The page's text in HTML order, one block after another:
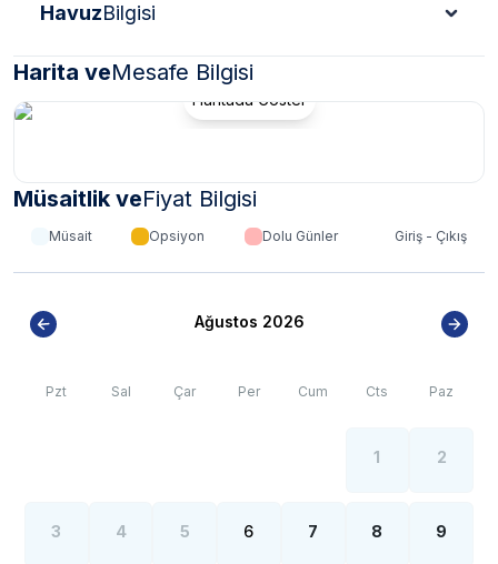
HavuzBilgisi
Harita veMesafe Bilgisi
Haritada Göster
Müsaitlik veFiyat Bilgisi
Müsait Opsiyon Dolu Günler Giriş - Çıkış
Ağustos 2026
Pzt Sal Çar Per Cum Cts Paz
1 2
3 4 5 6 7 8 9